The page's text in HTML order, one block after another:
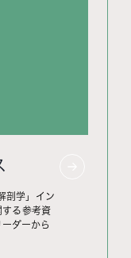
剖学」イン
する参考資
ダーから